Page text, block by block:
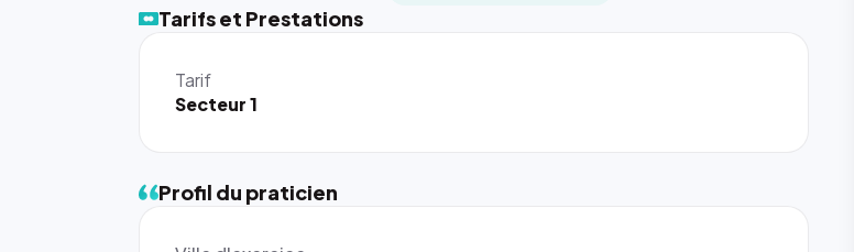
Tarifs et Prestations
Tarif
Secteur 1
Profil du praticien